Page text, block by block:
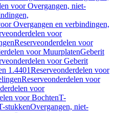
voor Overgangen, niet-
Overgangen en verbindingen,
voor
Reserveonderdelen voor
voor MuurplatenGeberit
voor Geberit
1.4401Reserveonderdelen voor
Reserveonderdelen voor
voor
voor BochtenT-
stukkenOvergangen, niet-